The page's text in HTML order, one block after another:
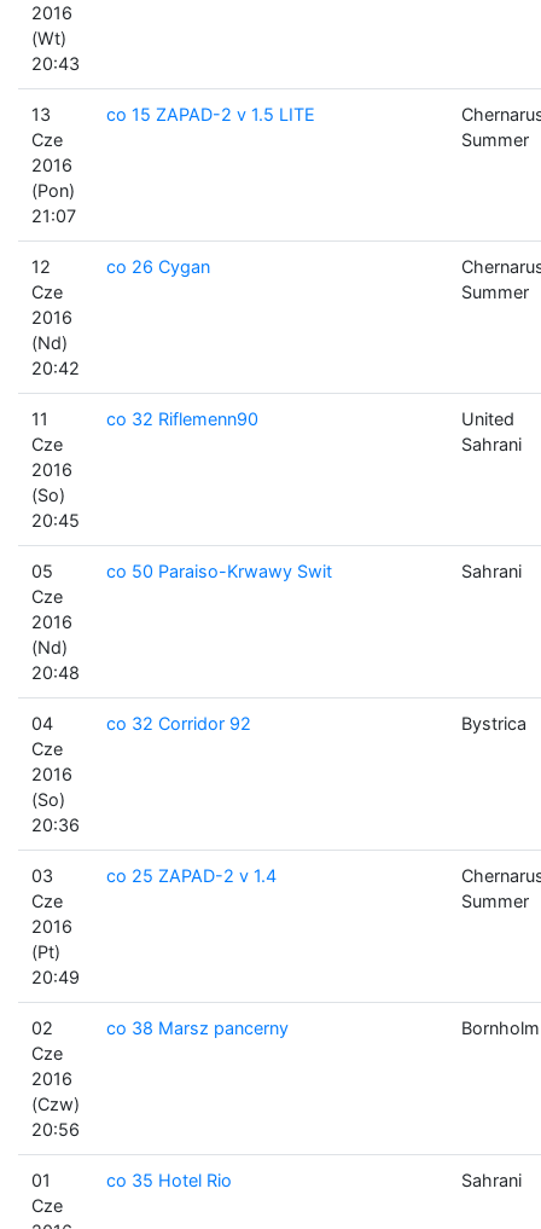
2016
(Wt)
20:43
13
Cze
2016
(Pon)
21:07
co 15 ZAPAD-2 v 1.5 LITE
Summer
12
Cze
2016
(Nd)
20:42
co 26 Cygan
Summer
11
Cze
2016
(So)
20:45
co 32 Riflemenn90
United
Sahrani
05
Cze
2016
(Nd)
20:48
co 50 Paraiso-Krwawy Swit Sahrani
04
Cze
2016
(So)
20:36
co 32 Corridor 92 Bystrica
03
Cze
2016
(Pt)
20:49
co 25 ZAPAD-2 v 1.4
Summer
02
Cze
2016
(Czw)
20:56
co 38 Marsz pancerny Bornholm
01
Cze
co 35 Hotel Rio Sahrani